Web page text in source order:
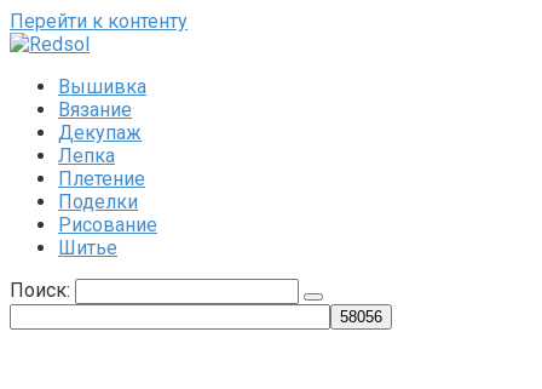
Перейти к контенту
Вышивка
Вязание
Декупаж
Лепка
Плетение
Поделки
Рисование
Шитье
Поиск: